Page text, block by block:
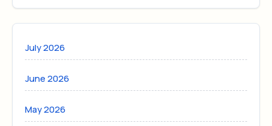
July 2026
June 2026
May 2026